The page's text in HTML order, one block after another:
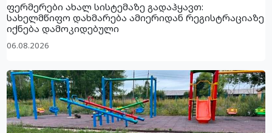
ფერმერები ახალ სისტემაზე გადაჰყავთ:
სახელმწიფო დახმარება ამიერიდან რეგისტრაციაზე
იქნება დამოკიდებული
06.08.2026